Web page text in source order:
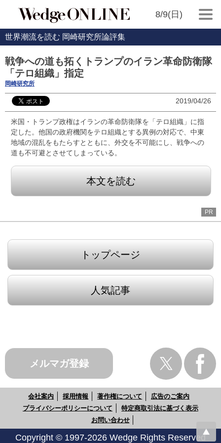
8/9(日)
世界潮流を読む 岡崎研究所論評集
戦争への道も拓くトランプのイラン革命防衛隊
「テロ組織」指定
岡崎研究所
2019/04/26
米国・トランプ政権はイランの革命防衛隊を「テロ組織」に指
定した。他国の政府機関をテロ組織とする異例の対応で、中東
地域の混乱をもたらすとともに、外交を不可能にし、戦争への
道も不可避とさせてしまっている。
本文を読む
PR
トップページ
人気記事
メルマガ登録
会社案内 採用情報 著作権について
広告のご案内
プライバシーポリシーについて
特定商取引法に基づく表示
お問い合わせ
Copyright © 1997-2026 Wedge Rights Reserved